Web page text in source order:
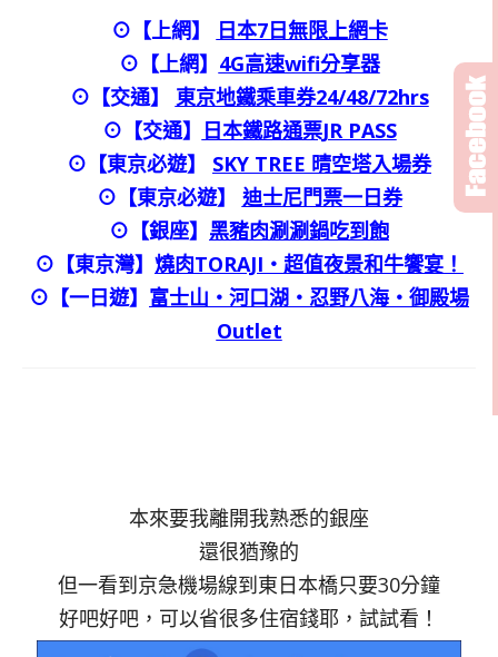
⊙【上網】
日本7日無限上網卡
⊙【上網】 4G高速wifi分享器
⊙【交通】 東京地鐵乘車券24/48/72hrs
⊙ 【交通】 日本鐵路通票JR PASS
⊙【東京必遊】 SKY TREE 晴空塔入場券
⊙【東京必遊】 迪士尼門票一日券
⊙ 【銀座】 黑豬肉涮涮鍋吃到飽
⊙ 【東京灣】 燒肉TORAJI・超值夜景和牛饗宴！
⊙【一日遊】 富士山・河口湖・忍野八海・御殿場
Outlet
本來要我離開我熟悉的銀座
還很猶豫的
但一看到京急機場線到東日本橋只要30分鐘
好吧好吧，可以省很多住宿錢耶，試試看！